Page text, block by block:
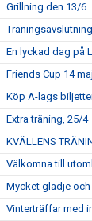
Grillning den 13/6
En lyckad dag på
Friends Cup 14 maj
Köp A-lags
Extra träning, 25/4
KVÄLLENS
Välkomna till
Mycket glädje
Vinterträffar med